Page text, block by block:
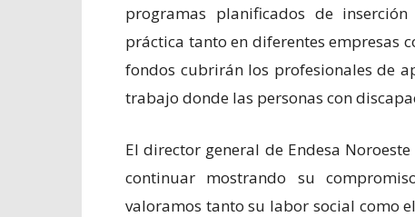
programas planificados de
práctica tanto en diferentes empresas
fondos cubrirán los profesionales de
trabajo donde las personas con
El director general de Endesa
continuar mostrando su
valoramos tanto su labor social como